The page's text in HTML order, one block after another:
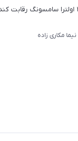
نیما مکاری زاده